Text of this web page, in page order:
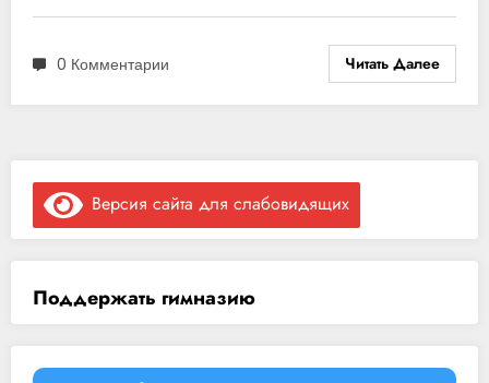
0 Комментарии Читать Далее
Версия сайта для слабовидящих
Поддержать гимназию